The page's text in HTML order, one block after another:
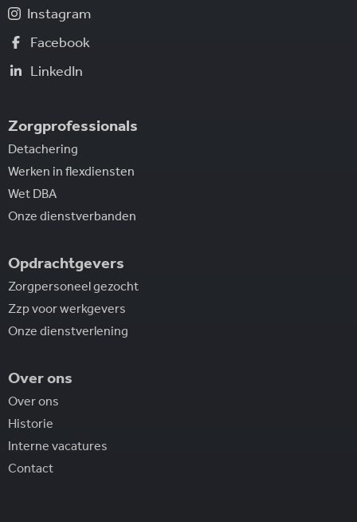
Instagram
Facebook
LinkedIn
Zorgprofessionals
Detachering
Werken in flexdiensten
Wet DBA
Onze dienstverbanden
Opdrachtgevers
Zorgpersoneel gezocht
Zzp voor werkgevers
Onze dienstverlening
Over ons
Over ons
Historie
Interne vacatures
Contact